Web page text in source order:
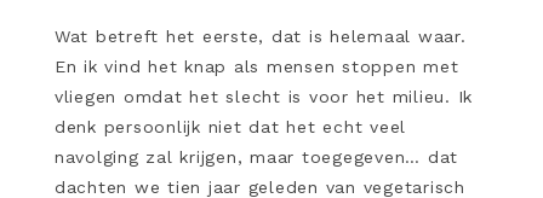
Wat betreft het eerste, dat is helemaal waar.
En ik vind het knap als mensen stoppen met
vliegen omdat het slecht is voor het milieu. Ik
denk persoonlijk niet dat het echt veel
navolging zal krijgen, maar toegegeven… dat
dachten we tien jaar geleden van vegetarisch